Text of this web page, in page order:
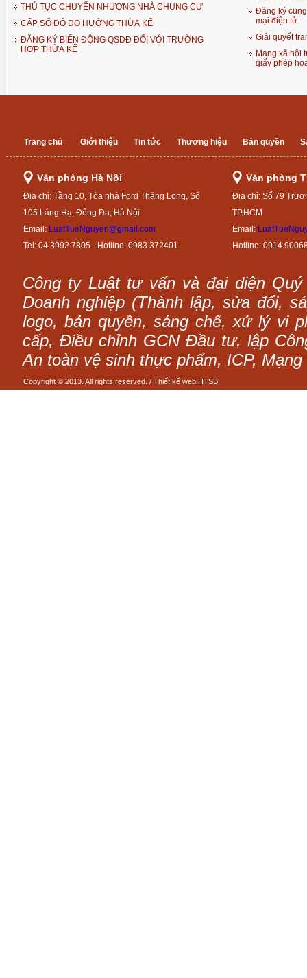
THỦ TỤC CHUYỂN NHƯỢNG NHÀ CHUNG CƯ
CẤP SỔ ĐỎ DO HƯỞNG THỪA KẾ
ĐĂNG KÝ BIẾN ĐỘNG QSDĐ ĐỐI VỚI TRƯỜNG
HỢP THỪA KẾ
Đăng ký
mại điện tử
Giải quyết
Mạng xã hội
giấy phép
Trang chủ Giới thiệu Tin tức Thương hiệu Bản quyền
Văn phòng Hà Nội
Địa chỉ: Tầng 10, Tòa nhà Ford Thăng Long, Số
105 Láng Hạ, Đống Đa, Hà Nội
Email: LuatTueNguyen@gmail.com
Tel: 04.3992.7805 - Hotline: 0983.372401
Văn phòng
Địa chỉ: Số 79
TP.HCM
Email:
Hotline:
Công ty Luật tư vấn và đại diện
Doanh nghiệp (Thành lập, sửa đổi,
logo, bản quyền, sáng chế, xử lý vi
cấp, Điều chỉnh GCN Đầu tư, lập
An toàn vệ sinh thực phẩm, ICP,
Copyright © 2013. All rights reserved. / Thiết kế web HTSB